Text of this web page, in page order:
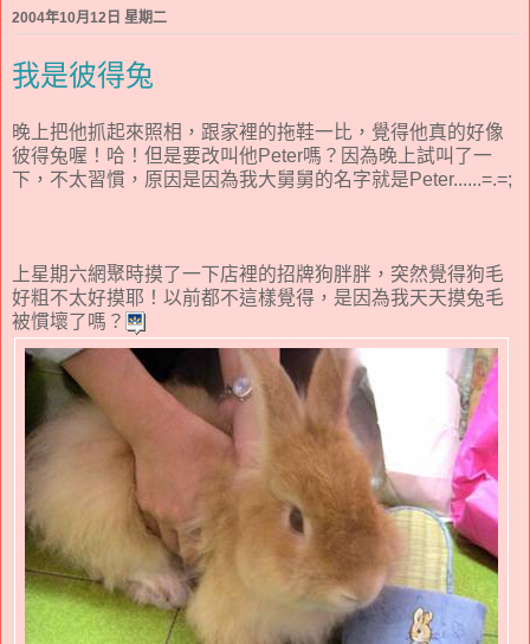
2004年10月12日 星期二
我是彼得兔
晚上把他抓起來照相，跟家裡的拖鞋一比，覺得他真的好像
彼得兔喔！哈！但是要改叫他Peter嗎？因為晚上試叫了一
下，不太習慣，原因是因為我大舅舅的名字就是Peter......=.=;
上星期六網聚時摸了一下店裡的招牌狗胖胖，突然覺得狗毛
好粗不太好摸耶！以前都不這樣覺得，是因為我天天摸兔毛
被慣壞了嗎？